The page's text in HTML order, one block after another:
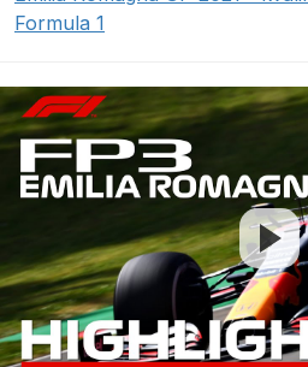
Formula 1